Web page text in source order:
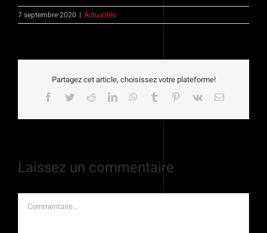
7 septembre 2020 | Actualités
Partagez cet article, choisissez votre plateforme!
Facebook
TwitterRedditLinkedInWhatsApp
Tumblr Pinterest
Vk Email
Laissez un commentaire
Commentaire